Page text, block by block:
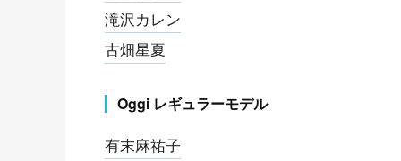
滝沢カレン
古畑星夏
Oggi レギュラーモデル
有末麻祐子